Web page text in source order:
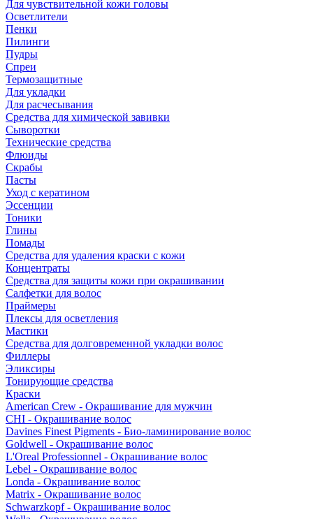
Для чувствительной кожи головы
Осветлители
Пенки
Пилинги
Пудры
Спреи
Термозащитные
Для укладки
Для расчесывания
Средства для химической завивки
Сыворотки
Технические средства
Флюиды
Скрабы
Пасты
Уход с кератином
Эссенции
Тоники
Глины
Помады
Средства для удаления краски с кожи
Концентраты
Средства для защиты кожи при окрашивании
Салфетки для волос
Праймеры
Плексы для осветления
Мастики
Средства для долговременной укладки волос
Филлеры
Эликсиры
Тонирующие средства
Краски
American Crew - Окрашивание для мужчин
CHI - Окрашивание волос
Davines Finest Pigments - Био-ламинирование волос
Goldwell - Окрашивание волос
L'Oreal Professionnel - Окрашивание волос
Lebel - Окрашивание волос
Londa - Окрашивание волос
Matrix - Окрашивание волос
Schwarzkopf - Окрашивание волос